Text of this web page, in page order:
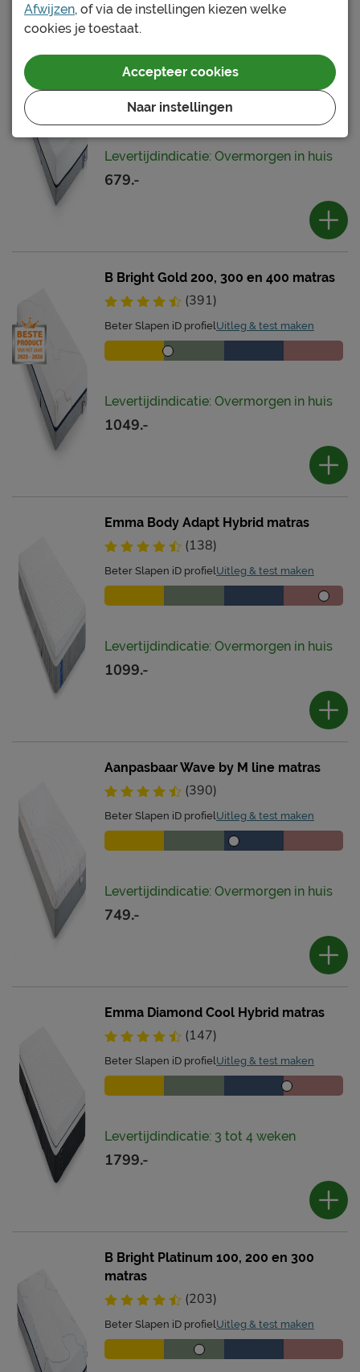
B Bright Silver 200, 300 en 400 matras
(270)
Beter Slapen iD profiel
Levertijdindicatie: Overmorgen in huis
679.-
B Bright Gold 200, 300 en 400 matras
(391)
Beter Slapen iD profielUitleg & test maken
Levertijdindicatie: Overmorgen in huis
1049.-
Emma Body Adapt Hybrid matras
(138)
Beter Slapen iD profielUitleg & test maken
Levertijdindicatie: Overmorgen in huis
1099.-
Aanpasbaar Wave by M line matras
(390)
Beter Slapen iD profielUitleg & test maken
Levertijdindicatie: Overmorgen in huis
749.-
Emma Diamond Cool Hybrid matras
(147)
Beter Slapen iD profielUitleg & test maken
Levertijdindicatie: 3 tot 4 weken
1799.-
B Bright Platinum 100, 200 en 300
matras
(203)
Beter Slapen iD profielUitleg & test maken
Afwijzen, of via de instellingen kiezen welke
cookies je toestaat.
Naar instellingen
Accepteer cookies